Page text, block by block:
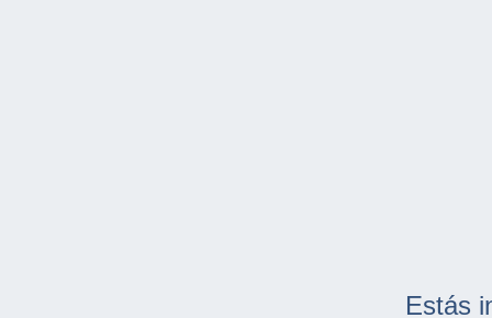
Estás